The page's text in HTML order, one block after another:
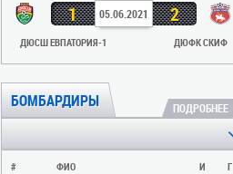
1 05.06.2021 2
ДЮСШ ЕВПАТОРИЯ-1 ДЮФК СКИФ
БОМБАРДИРЫ ПОДРОБНЕЕ
# ФИО И Г